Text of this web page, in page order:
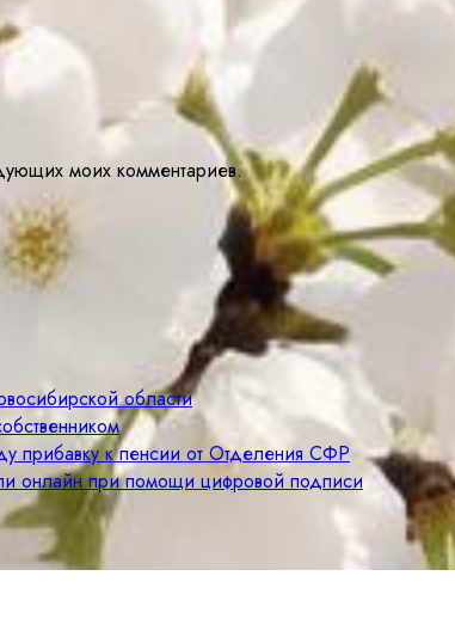
моих комментариев.
области
прибавку к пенсии от Отделения СФР
онлайн при помощи цифровой подписи